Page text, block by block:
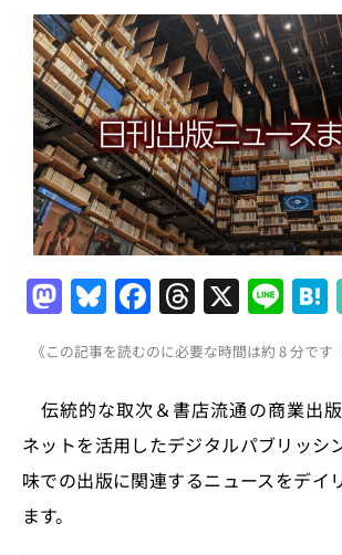
M
a
st
o
d
o
Bl
u
e
s
k
y
F
a
c
e
b
o
k
T
h
re
a
d
s
X Li
n
e
《この記事を読むのに必要な時間は約 8 分です
伝統的な取次＆書店流通の商業出
ネットを活用したデジタルパブリッシ
味での出版に関連するニュースをデイ
ます。